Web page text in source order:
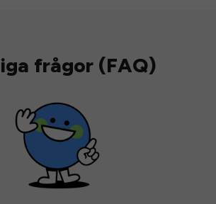
frågor (FAQ)